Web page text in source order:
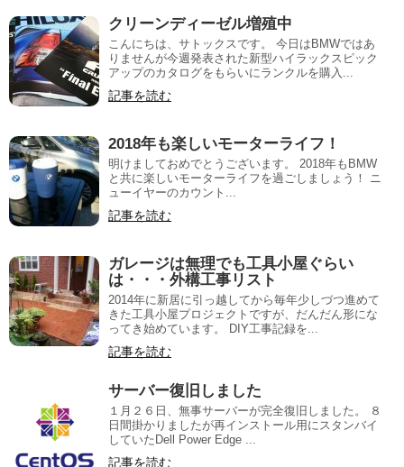
クリーンディーゼル増殖中
こんにちは、サトックスです。 今日はBMWではあ
りませんが今週発表された新型ハイラックスピック
アップのカタログをもらいにランクルを購入...
記事を読む
2018年も楽しいモーターライフ！
明けましておめでとうございます。 2018年もBMW
と共に楽しいモーターライフを過ごしましょう！ ニ
ューイヤーのカウント...
記事を読む
ガレージは無理でも工具小屋ぐらい
は・・・外構工事リスト
2014年に新居に引っ越してから毎年少しづつ進めて
きた工具小屋プロジェクトですが、だんだん形にな
ってき始めています。 DIY工事記録を...
記事を読む
サーバー復旧しました
１月２６日、無事サーバーが完全復旧しました。 ８
日間掛かりましたが再インストール用にスタンバイ
していたDell Power Edge ...
記事を読む